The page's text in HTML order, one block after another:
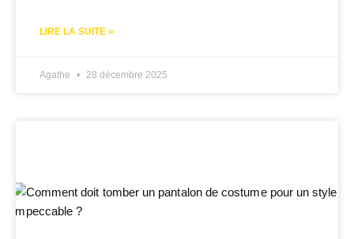
LIRE LA SUITE »
Agathe 28 décembre 2025